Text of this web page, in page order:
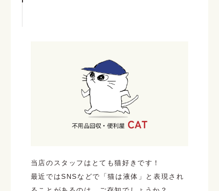
当店のスタッフはとても猫好きです！
最近ではSNSなどで「猫は液体」と表現され